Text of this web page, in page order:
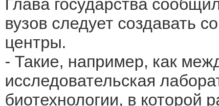
Глава государства
вузов следует создавать
центры.
- Такие, например, как
исследовательская
биотехнологии, в которой